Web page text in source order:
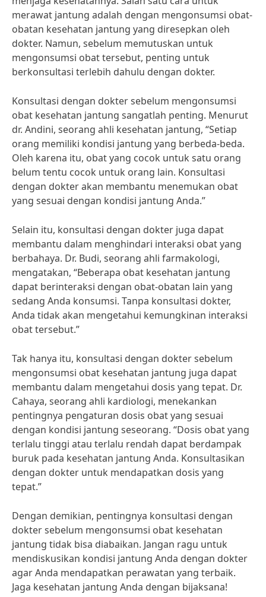
merawat jantung adalah dengan mengonsumsi obat-
obatan kesehatan jantung yang diresepkan oleh
dokter. Namun, sebelum memutuskan untuk
mengonsumsi obat tersebut, penting untuk
berkonsultasi terlebih dahulu dengan dokter.
Konsultasi dengan dokter sebelum mengonsumsi
obat kesehatan jantung sangatlah penting. Menurut
dr. Andini, seorang ahli kesehatan jantung, “Setiap
orang memiliki kondisi jantung yang berbeda-beda.
Oleh karena itu, obat yang cocok untuk satu orang
belum tentu cocok untuk orang lain. Konsultasi
dengan dokter akan membantu menemukan obat
yang sesuai dengan kondisi jantung Anda.”
Selain itu, konsultasi dengan dokter juga dapat
membantu dalam menghindari interaksi obat yang
berbahaya. Dr. Budi, seorang ahli farmakologi,
mengatakan, “Beberapa obat kesehatan jantung
dapat berinteraksi dengan obat-obatan lain yang
sedang Anda konsumsi. Tanpa konsultasi dokter,
Anda tidak akan mengetahui kemungkinan interaksi
obat tersebut.”
Tak hanya itu, konsultasi dengan dokter sebelum
mengonsumsi obat kesehatan jantung juga dapat
membantu dalam mengetahui dosis yang tepat. Dr.
Cahaya, seorang ahli kardiologi, menekankan
pentingnya pengaturan dosis obat yang sesuai
dengan kondisi jantung seseorang. “Dosis obat yang
terlalu tinggi atau terlalu rendah dapat berdampak
buruk pada kesehatan jantung Anda. Konsultasikan
dengan dokter untuk mendapatkan dosis yang
tepat.”
Dengan demikian, pentingnya konsultasi dengan
dokter sebelum mengonsumsi obat kesehatan
jantung tidak bisa diabaikan. Jangan ragu untuk
mendiskusikan kondisi jantung Anda dengan dokter
agar Anda mendapatkan perawatan yang terbaik.
Jaga kesehatan jantung Anda dengan bijaksana!